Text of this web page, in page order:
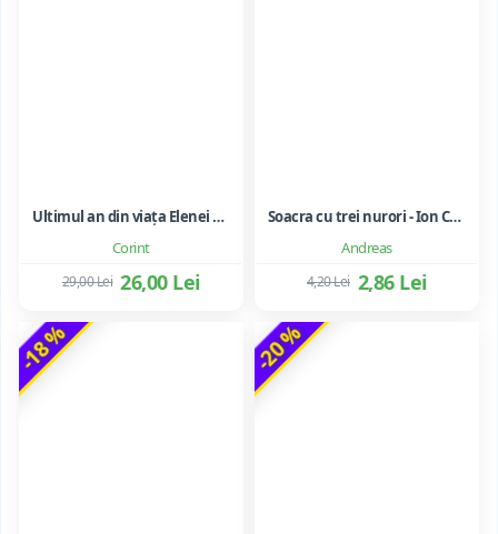
Corint
Ultimul an din viața Elenei Ceaușescu - LAVINIA BETEA
26,00 Lei
29,00 Lei
Andreas
Soacra cu trei nurori - Ion Creanga
2,86 Lei
4,20 Lei
-18 % -20 %